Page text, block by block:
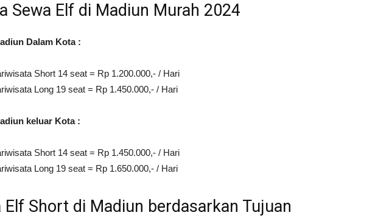
Sewa Elf di Madiun Murah 2024
Dalam Kota :
Short 14 seat = Rp 1.200.000,- / Hari
Long 19 seat = Rp 1.450.000,- / Hari
keluar Kota :
Short 14 seat = Rp 1.450.000,- / Hari
Long 19 seat = Rp 1.650.000,- / Hari
Elf Short di Madiun berdasarkan Tujuan